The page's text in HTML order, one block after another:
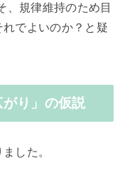
、規律維持のため目
でよいのか？と疑
がり」の仮説
した。